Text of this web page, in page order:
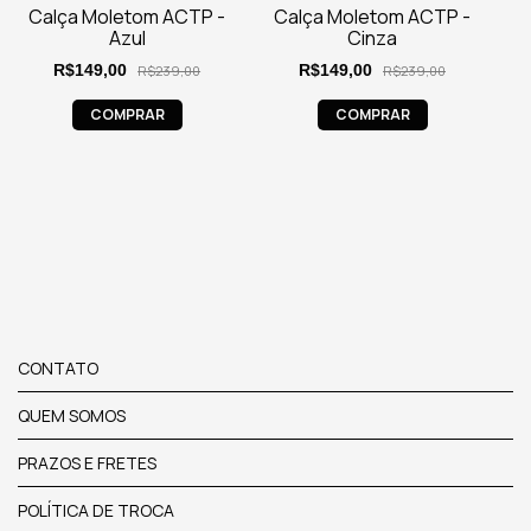
Calça Moletom ACTP -
Azul
R$149,00 R$239,00
COMPRAR
Calça Moletom ACTP -
Cinza
R$149,00 R$239,00
COMPRAR
CONTATO
QUEM SOMOS
PRAZOS E FRETES
POLÍTICA DE TROCA